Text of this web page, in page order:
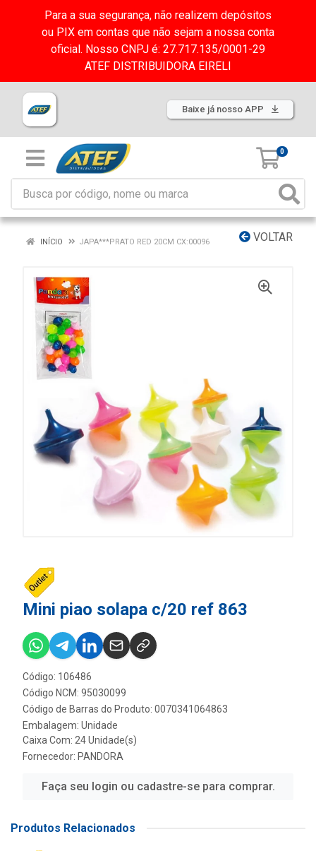
Para a sua segurança, não realizem depósitos
ou PIX em contas que não sejam a nossa conta
oficial. Nosso CNPJ é: 27.717.135/0001-29
ATEF DISTRIBUIDORA EIRELI
Baixe já nosso APP
0
VOLTAR
INÍCIO JAPA***PRATO RED 20CM CX:00096
Mini piao solapa c/20 ref 863
Código: 106486
Código NCM: 95030099
Código de Barras do Produto: 0070341064863
Embalagem: Unidade
Caixa Com: 24 Unidade(s)
Fornecedor: PANDORA
Faça seu login ou cadastre-se para comprar.
Produtos Relacionados